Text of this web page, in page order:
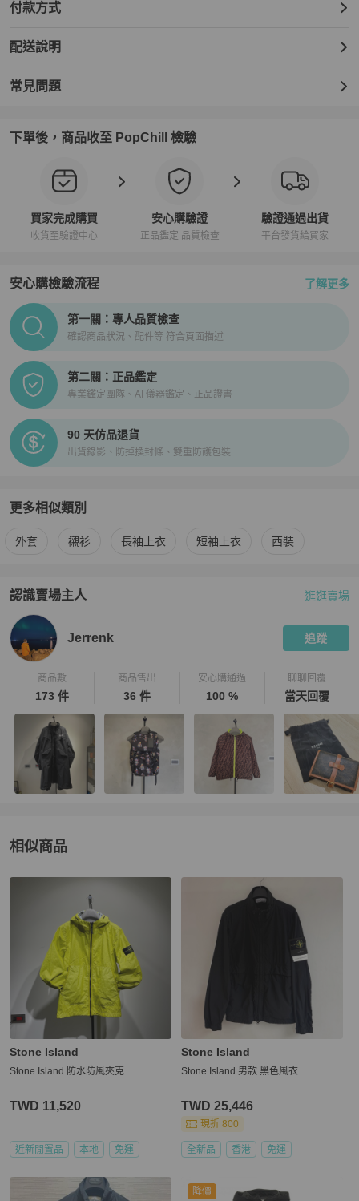
付款方式
配送說明
常見問題
下單後，商品收至 PopChill 檢驗
買家完成購買
收貨至驗證中心
安心購驗證
正品鑑定 品質檢查
驗證通過出貨
平台發貨給買家
安心購檢驗流程 了解更多
PopChill拍拍圈正品驗證、安心購檢驗流程介紹
第一關：專人品質檢查
確認商品狀況、配件等 符合頁面描述
第二關：正品鑑定
專業鑑定團隊、AI 儀器鑑定、正品證書
90 天仿品退貨
出貨錄影、防掉換封條、雙重防護包裝
更多相似類別
更多 Stone Island 相似商品推薦
外套 襯衫 長袖上衣 短袖上衣 西裝
認識賣場主人
PopChill 拍拍圈嚴選賣家
逛逛賣場
Jerrenk 追蹤
商品數
173 件
商品售出
36 件
安心購通過
100 %
聊聊回覆
當天回覆
相似商品
更多相似Stone Island男裝推薦精品
Stone Island
Stone Island 防水防風夾克
TWD 11,520
近新閒置品 本地 免運
Stone Island
Stone Island 男款 黑色風衣
TWD 25,446
現折 800
全新品 香港 免運
降價